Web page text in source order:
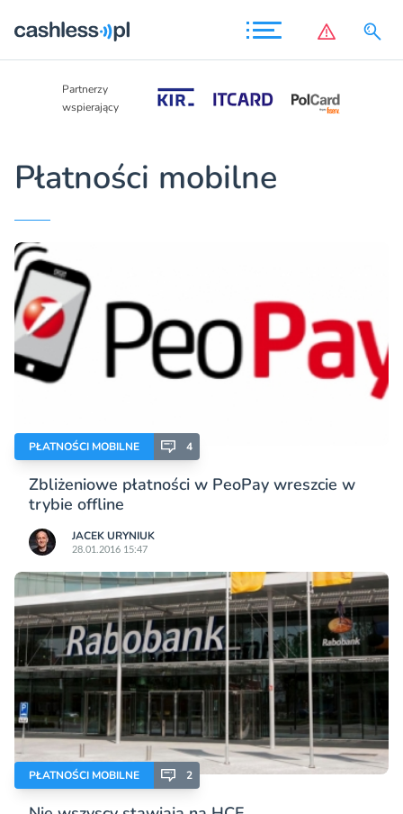
Partnerzy
wspierający
Płatności mobilne
PŁATNOŚCI MOBILNE 4
Zbliżeniowe płatności w PeoPay wreszcie w
trybie offline
JACEK URYNIUK
28.01.2016 15:47
PŁATNOŚCI MOBILNE 2